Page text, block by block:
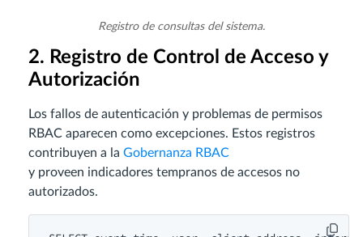
Registro de consultas del sistema.
2. Registro de Control de Acceso y
Autorización
Los fallos de autenticación y problemas de permisos
RBAC aparecen como excepciones. Estos registros
contribuyen a la Gobernanza RBAC
y proveen indicadores tempranos de accesos no
autorizados.